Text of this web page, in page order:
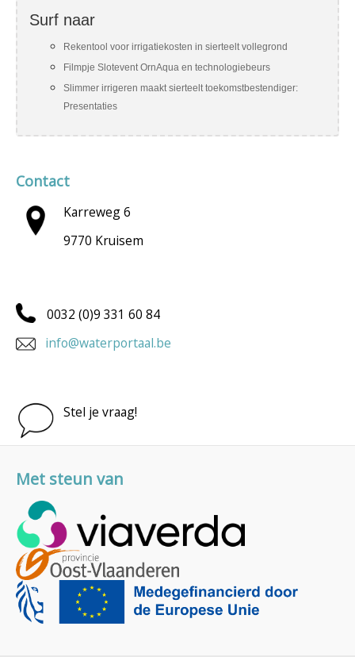
Surf naar
Rekentool voor irrigatiekosten in sierteelt vollegrond
Filmpje Slotevent OrnAqua en technologiebeurs
Slimmer irrigeren maakt sierteelt toekomstbestendiger:
Presentaties
Contact
Karreweg 6
9770 Kruisem
0032 (0)9 331 60 84
info@waterportaal.be
Stel je vraag!
Met steun van